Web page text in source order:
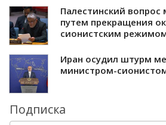
Палестинский
путем прекращения
сионистским
Иран осудил штурм
министром-
Подписка